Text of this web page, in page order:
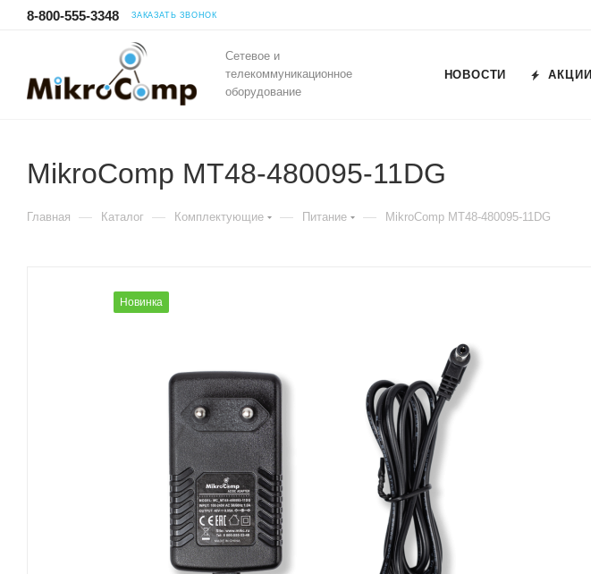
8-800-555-3348 ЗАКАЗАТЬ ЗВОНОК
Сетевое и
телекоммуникационное
оборудование
НОВОСТИ АКЦИИ
MikroComp MT48-480095-11DG
Главная — Каталог — Комплектующие — Питание — MikroComp MT48-480095-11DG
Новинка